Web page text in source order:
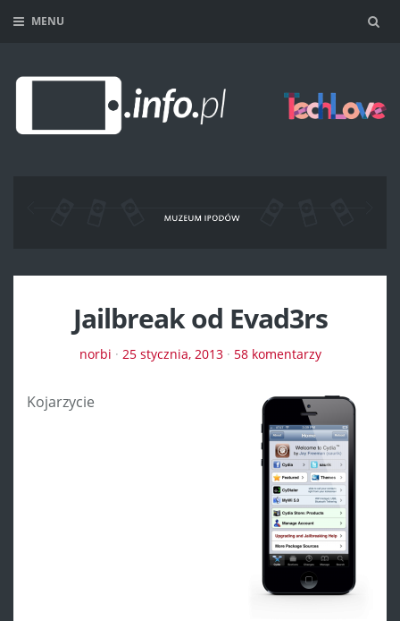
MENU
Jailbreak od Evad3rs
norbi · 25 stycznia, 2013· 58 komentarzy
Kojarzycie